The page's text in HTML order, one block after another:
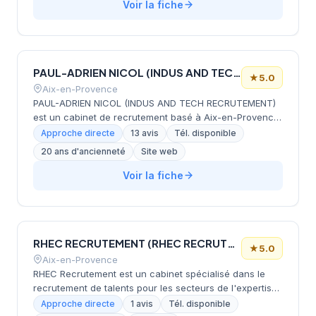
Voir la fiche
PAUL-ADRIEN NICOL (INDUS AND TECH RECRUTEMENT)
Aix-en-Provence
★5.0
PAUL-ADRIEN NICOL (INDUS AND TECH RECRUTEMENT)
est un cabinet de recrutement basé à Aix-en-Provence,
intervenant sur plusieurs régions avec 5 bureaux et 15
années d'expérience. Le cabinet propose ses services
dans 10 spécialités métiers incluant l'ingénierie et les
techniciens, l'informatique et le digital, la comptabilité et
consultants expérimentés.
Approche directe 13 avis
Tél. disponible
20 ans d'ancienneté
Site web
Voir la fiche
RHEC RECRUTEMENT (RHEC RECRUTEMENT) (RHEC)
Aix-en-Provence
★5.0
RHEC Recrutement est un cabinet spécialisé dans le
recrutement de talents pour les secteurs de l'expertise
comptable, du commissariat aux comptes, du juridique
Approche directe 1 avis
Tél. disponible